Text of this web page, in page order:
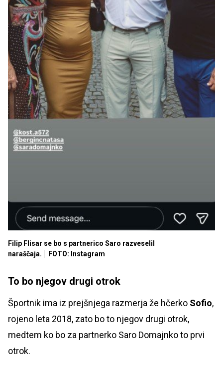
Filip Flisar se bo s partnerico Saro razveselil
naraščaja.
FOTO: Instagram
To bo njegov drugi otrok
Športnik ima iz prejšnjega razmerja že hčerko Sofio,
rojeno leta 2018, zato bo to njegov drugi otrok,
medtem ko bo za partnerko Saro Domajnko to prvi
otrok.